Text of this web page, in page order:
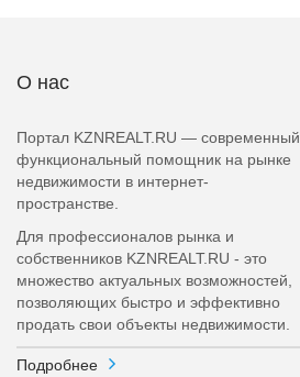
О нас
Портал KZNREALT.RU — современный
функциональный помощник на рынке
недвижимости в интернет-
пространстве.
Для профессионалов рынка и
собственников KZNREALT.RU - это
множество актуальных возможностей,
позволяющих быстро и эффективно
продать свои объекты недвижимости.
Подробнее